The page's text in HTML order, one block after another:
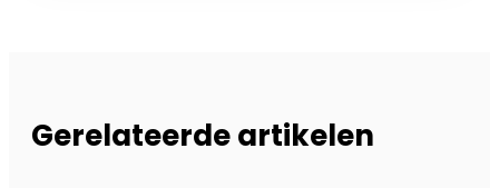
Gerelateerde artikelen